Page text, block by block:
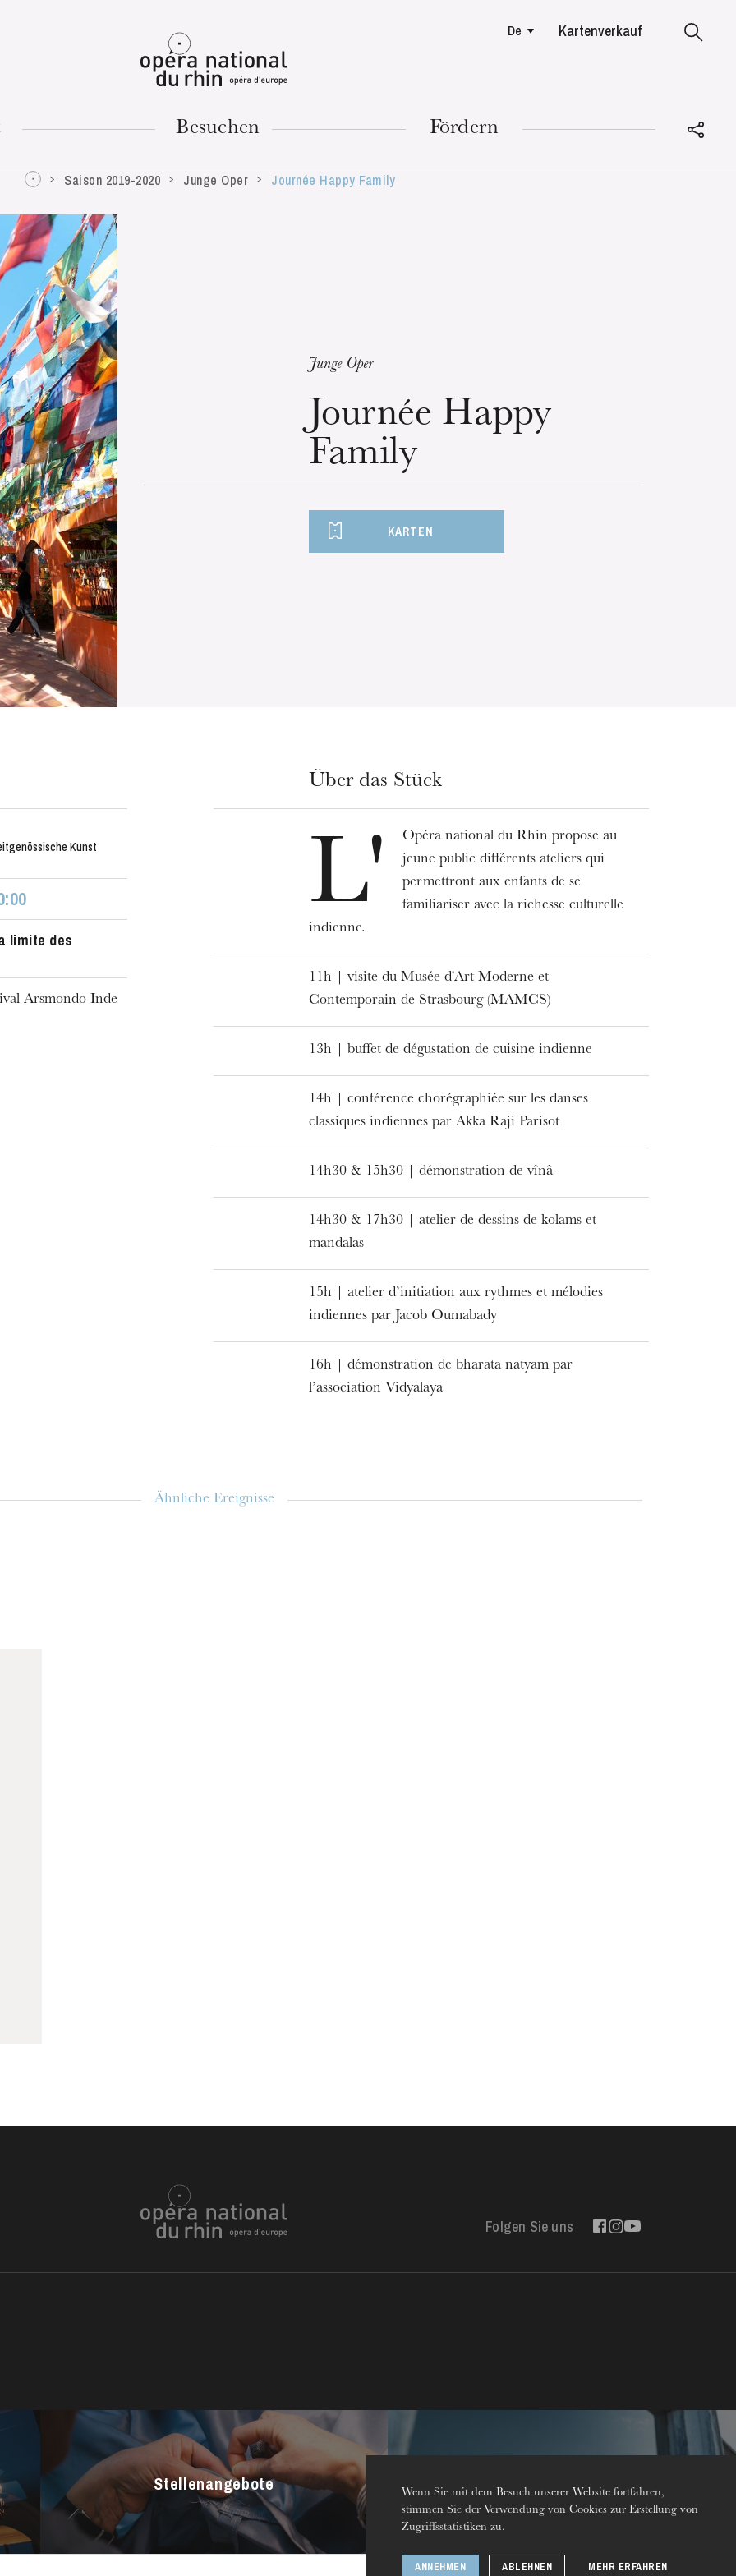
Wenn Sie mit dem Besuch unserer Website fortfahren,
stimmen Sie der Verwendung von Cookies zur Erstellung von
Zugriffsstatistiken zu.
ANNEHMEN ABLEHNEN MEHR ERFAHREN
Mulhouse
MITTWOCH
DONNERSTAG
De Kartenverkauf
Besuchen Fördern
Saison 2019-2020 Junge Oper Journée Happy Family
Junge Oper
Journée Happy
Family
KARTEN
Kunst
limite des
Arsmondo Inde
Über das Stück
L'
Opéra national du Rhin propose au
jeune public différents ateliers qui
permettront aux enfants de se
familiariser avec la richesse culturelle
indienne.
11h | visite du Musée d'Art Moderne et
Contemporain de Strasbourg (MAMCS)
13h | buffet de dégustation de cuisine indienne
14h | conférence chorégraphiée sur les danses
classiques indiennes par Akka Raji Parisot
14h30 & 15h30 | démonstration de vînâ
14h30 & 17h30 | atelier de dessins de kolams et
mandalas
15h | atelier d’initiation aux rythmes et mélodies
indiennes par Jacob Oumabady
16h | démonstration de bharata natyam par
l’association Vidyalaya
Ähnliche Ereignisse
Folgen Sie uns
Stellenangebote Kontakt